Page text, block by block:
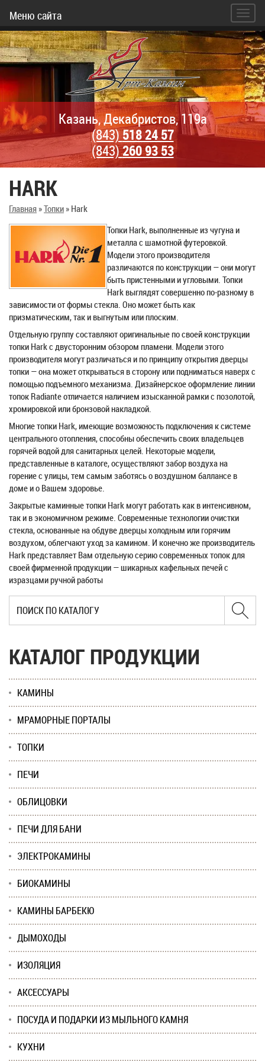
Меню сайта
Казань, Декабристов, 119а
(843)518 24 57
(843)260 93 53
HARK
Главная»Топки» Hark
Топки Hark, выполненные из чугуна и
металла с шамотной футеровкой.
Модели этого производителя
различаются по конструкции — они могут
быть пристенными и угловыми. Топки
Hark выглядят совершенно по-разному в
зависимости от формы стекла. Оно может быть как
призматическим, так и выгнутым или плоским.
Отдельную группу составляют оригинальные по своей конструкции
топки Hark с двусторонним обзором пламени. Модели этого
производителя могут различаться и по принципу открытия дверцы
топки — она может открываться в сторону или подниматься наверх с
помощью подъемного механизма. Дизайнерское оформление линии
топок Radiante отличается наличием изысканной рамки с позолотой,
хромировкой или бронзовой накладкой.
Многие топки Hark, имеющие возможность подключения к системе
центрального отопления, способны обеспечить своих владельцев
горячей водой для санитарных целей. Некоторые модели,
представленные в каталоге, осуществляют забор воздуха на
горение с улицы, тем самым заботясь о воздушном баллансе в
доме и о Вашем здоровье.
Закрытые каминные топки Hark могут работать как в интенсивном,
так и в экономичном режиме. Современные технологии очистки
стекла, основанные на обдуве дверцы холодным или горячим
воздухом, облегчают уход за камином. И конечно же производитель
Hark представляет Вам отдельную серию современных топок для
своей фирменной продукции — шикарных кафельных печей с
изразцами ручной работы
КАТАЛОГ ПРОДУКЦИИ
КАМИНЫ
МРАМОРНЫЕ ПОРТАЛЫ
ТОПКИ
ПЕЧИ
ОБЛИЦОВКИ
ПЕЧИ ДЛЯ БАНИ
ЭЛЕКТРОКАМИНЫ
БИОКАМИНЫ
КАМИНЫ БАРБЕКЮ
ДЫМОХОДЫ
ИЗОЛЯЦИЯ
АКСЕССУАРЫ
ПОСУДА И ПОДАРКИ ИЗ МЫЛЬНОГО КАМНЯ
КУХНИ